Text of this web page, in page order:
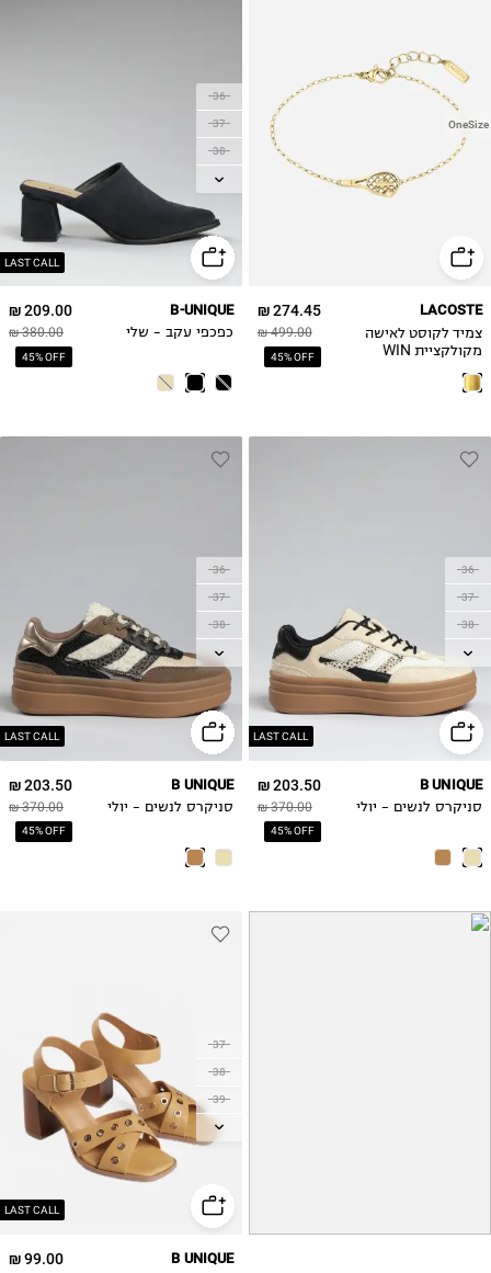
OneSize
274.45 ₪
499.00 ₪
45% OFF
LACOSTE
צמיד לקוסט לאישה
מקולקציית WIN
LAST CALL
36
37
38
39
41
209.00 ₪
380.00 ₪
45% OFF
B-UNIQUE
כפכפי עקב - שלי
LAST CALL
36
37
38
39
40
41
42
203.50 ₪
370.00 ₪
45% OFF
B UNIQUE
סניקרס לנשים - יולי
LAST CALL
36
37
38
39
40
41
42
203.50 ₪
370.00 ₪
45% OFF
B UNIQUE
סניקרס לנשים - יולי
LAST CALL
37
38
39
40
99.00 ₪ B UNIQUE